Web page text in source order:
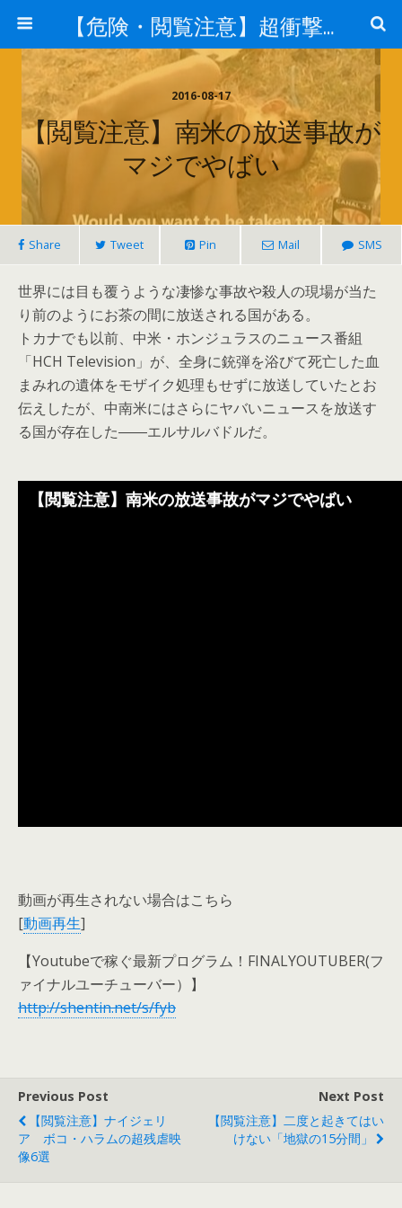
【危険・閲覧注意】超衝撃・超刺激的ニュース
2016-08-17
【閲覧注意】南米の放送事故が
マジでやばい
Share Tweet Pin Mail SMS
世界には目も覆うような凄惨な事故や殺人の現場が当た
り前のようにお茶の間に放送される国がある。
トカナでも以前、中米・ホンジュラスのニュース番組
「HCH Television」が、全身に銃弾を浴びて死亡した血
まみれの遺体をモザイク処理もせずに放送していたとお
伝えしたが、中南米にはさらにヤバいニュースを放送す
る国が存在した――エルサルバドルだ。
【閲覧注意】南米の放送事故がマジでやばい
動画が再生されない場合はこちら
[動画再生]
【Youtubeで稼ぐ最新プログラム！FINALYOUTUBER(フ
ァイナルユーチューバー）】
http://shentin.net/s/fyb
Previous Post
【閲覧注意】ナイジェリ
ア ボコ・ハラムの超残虐映
像6選
Next Post
【閲覧注意】二度と起きてはい
けない「地獄の15分間」